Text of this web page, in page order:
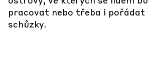
pracovat nebo třeba i pořádat
schůzky.